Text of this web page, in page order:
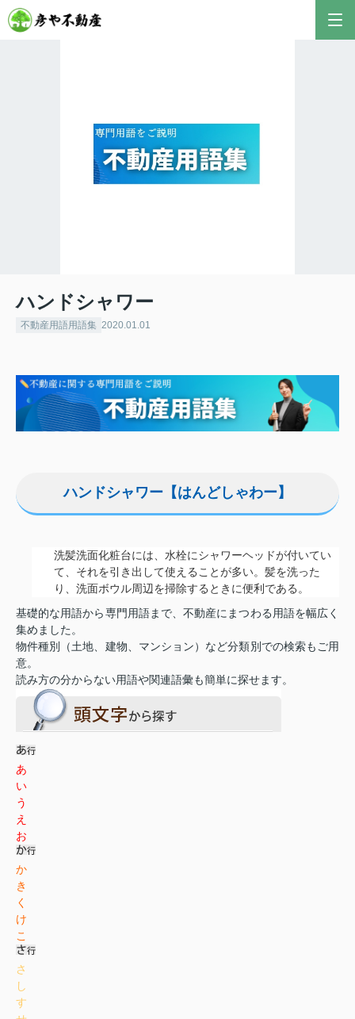
ハンドシャワー
不動産用語用語集 2020.01.01
ハンドシャワー【はんどしゃわー】
洗髪洗面化粧台には、水栓にシャワーヘッドが付いてい
て、それを引き出して使えることが多い。髪を洗った
り、洗面ボウル周辺を掃除するときに便利である。
基礎的な用語から専門用語まで、不動産にまつわる用語を幅広く
集めました。
物件種別（土地、建物、マンション）など分類別での検索もご用
意。
読み方の分からない用語や関連語彙も簡単に探せます。
あ
い
う
え
お
か
き
く
け
こ
さ
し
す